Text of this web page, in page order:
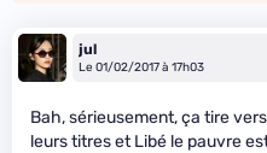
jul
Le 01/02/2017 à 17h03
Bah, sérieusement, ça tire
leurs titres et Libé le pauvre